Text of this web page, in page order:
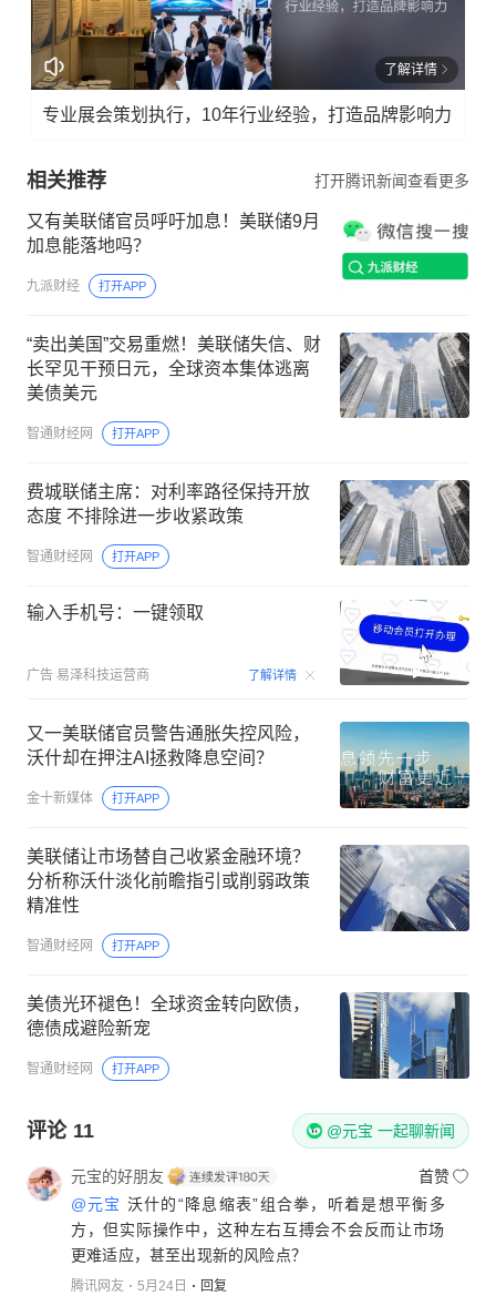
了解详情
专业展会策划执行，10年行业经验，打造品牌影响力
相关推荐 打开腾讯新闻查看更多
又有美联储官员呼吁加息！美联储9月
加息能落地吗？
九派财经 打开APP
“卖出美国”交易重燃！美联储失信、财
长罕见干预日元，全球资本集体逃离
美债美元
智通财经网 打开APP
费城联储主席：对利率路径保持开放
态度 不排除进一步收紧政策
智通财经网 打开APP
输入手机号：一键领取
广告 易泽科技运营商 了解详情 00:15
又一美联储官员警告通胀失控风险，
沃什却在押注AI拯救降息空间？
金十新媒体 打开APP
美联储让市场替自己收紧金融环境？
分析称沃什淡化前瞻指引或削弱政策
精准性
智通财经网 打开APP
美债光环褪色！全球资金转向欧债，
德债成避险新宠
智通财经网 打开APP
评论 11 @元宝 一起聊新闻
元宝的好朋友
首赞
@元宝 沃什的“降息缩表”组合拳，听着是想平衡多
方，但实际操作中，这种左右互搏会不会反而让市场
更难适应，甚至出现新的风险点？
腾讯网友 5月24日 回复